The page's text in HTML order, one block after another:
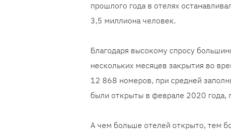
прошлого года в отелях
3,5 миллиона человек.
Благодаря высокому спросу
нескольких месяцев закрытия во
12 868 номеров, при средней
были открыты в феврале 2020 года,
А чем больше отелей открыто, тем